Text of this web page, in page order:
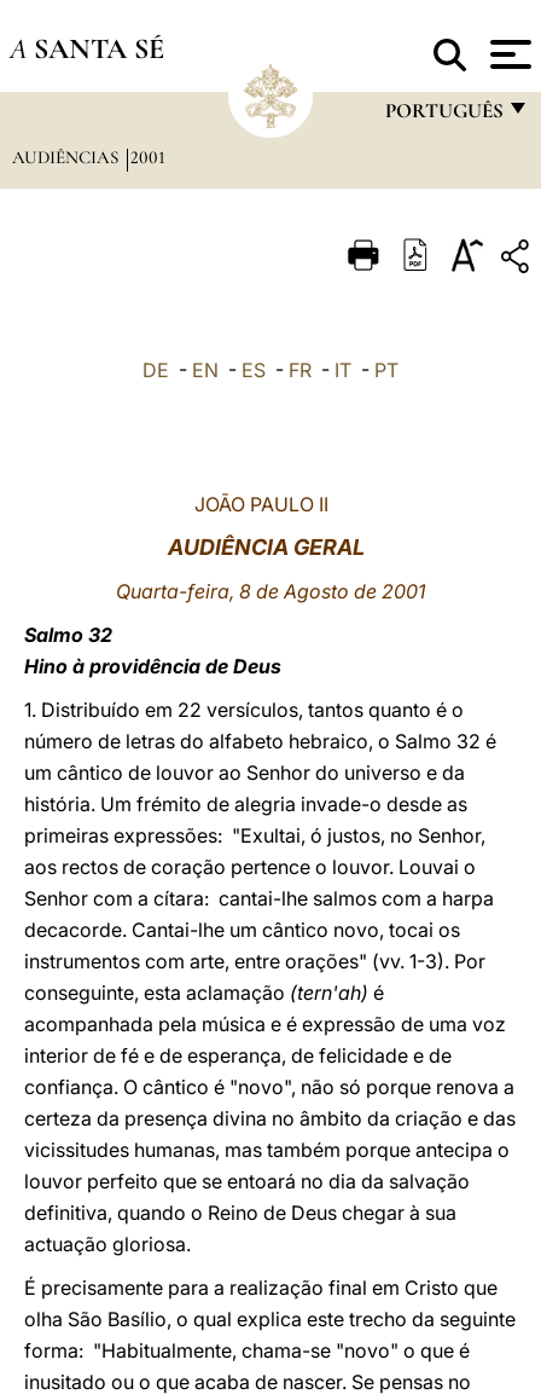
A SANTA SÉ
PORTUGUÊS
ITALIANO
LATINE
AUDIÊNCIAS 2001
DE - EN - ES - FR - IT - PT
JOÃO PAULO II
AUDIÊNCIA GERAL
Quarta-feira, 8 de Agosto de 2001
Salmo 32
Hino à providência de Deus
1. Distribuído em 22 versículos, tantos quanto é o
número de letras do alfabeto hebraico, o Salmo 32 é
um cântico de louvor ao Senhor do universo e da
história. Um frémito de alegria invade-o desde as
primeiras expressões: "Exultai, ó justos, no Senhor,
aos rectos de coração pertence o louvor. Louvai o
Senhor com a cítara: cantai-lhe salmos com a harpa
decacorde. Cantai-lhe um cântico novo, tocai os
instrumentos com arte, entre orações" (vv. 1-3). Por
conseguinte, esta aclamação (tern'ah) é
acompanhada pela música e é expressão de uma voz
interior de fé e de esperança, de felicidade e de
confiança. O cântico é "novo", não só porque renova a
certeza da presença divina no âmbito da criação e das
vicissitudes humanas, mas também porque antecipa o
louvor perfeito que se entoará no dia da salvação
definitiva, quando o Reino de Deus chegar à sua
actuação gloriosa.
É precisamente para a realização final em Cristo que
olha São Basílio, o qual explica este trecho da seguinte
forma: "Habitualmente, chama-se "novo" o que é
inusitado ou o que acaba de nascer. Se pensas no